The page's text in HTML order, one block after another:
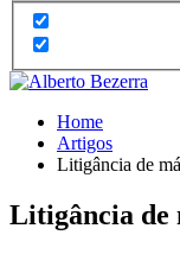
Home
Artigos
Litigância de
Litigância de